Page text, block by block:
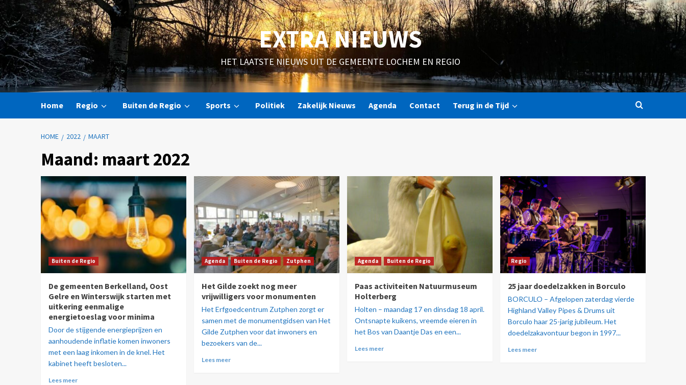
EXTRA NIEUWS
HET LAATSTE NIEUWS UIT DE GEMEENTE LOCHEM EN REGIO
Home Regio Buiten de Regio Sports Politiek Zakelijk Nieuws Agenda Contact Terug in de Tijd
HOME 2022 MAART
Maand: maart 2022
Buiten de Regio
De gemeenten Berkelland, Oost
Gelre en Winterswijk starten met
uitkering eenmalige
energietoeslag voor minima
Door de stijgende energieprijzen en
aanhoudende inflatie komen inwoners
met een laag inkomen in de knel. Het
kabinet heeft besloten...
Lees meer
Agenda Buiten de Regio Zutphen
Het Gilde zoekt nog meer
vrijwilligers voor monumenten
Het Erfgoedcentrum Zutphen zorgt er
samen met de monumentgidsen van Het
Gilde Zutphen voor dat inwoners en
bezoekers van de...
Lees meer
Agenda Buiten de Regio
Paas activiteiten Natuurmuseum
Holterberg
Holten – maandag 17 en dinsdag 18 april.
Ontsnapte kuikens, vreemde eieren in
het Bos van Daantje Das en een...
Lees meer
Regio
25 jaar doedelzakken in Borculo
BORCULO – Afgelopen zaterdag vierde
Highland Valley Pipes & Drums uit
Borculo haar 25-jarig jubileum. Het
doedelzakavontuur begon in 1997...
Lees meer